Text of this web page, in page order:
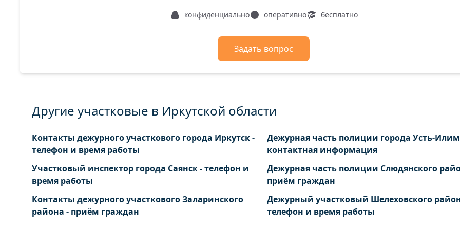
конфиденциально оперативно бесплатно
Задать вопрос
Другие участковые в Иркутской области
Контакты дежурного участкового города Иркутск -
телефон и время работы
Дежурная часть полиции города Усть-
контактная информация
Участковый инспектор города Саянск - телефон и
время работы
Дежурная часть полиции Слюдянского
приём граждан
Контакты дежурного участкового Заларинского
района - приём граждан
Дежурный участковый Шелеховского
телефон и время работы